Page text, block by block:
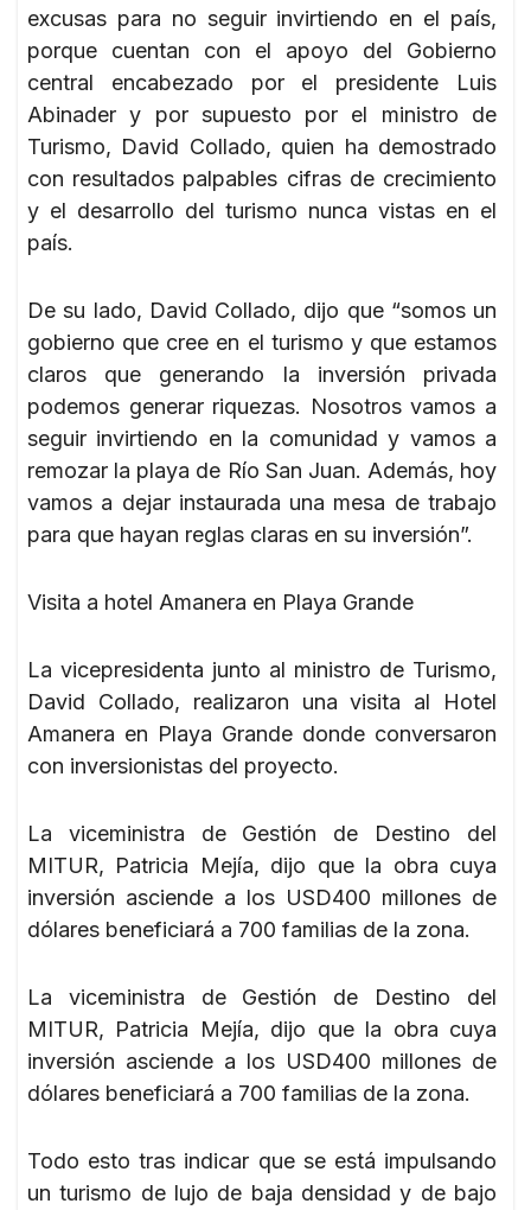
excusas para no seguir invirtiendo en el país,
porque cuentan con el apoyo del Gobierno
central encabezado por el presidente Luis
Abinader y por supuesto por el ministro de
Turismo, David Collado, quien ha demostrado
con resultados palpables cifras de crecimiento
y el desarrollo del turismo nunca vistas en el
país.
De su lado, David Collado, dijo que “somos un
gobierno que cree en el turismo y que estamos
claros que generando la inversión privada
podemos generar riquezas. Nosotros vamos a
seguir invirtiendo en la comunidad y vamos a
remozar la playa de Río San Juan. Además, hoy
vamos a dejar instaurada una mesa de trabajo
para que hayan reglas claras en su inversión”.
Visita a hotel Amanera en Playa Grande
La vicepresidenta junto al ministro de Turismo,
David Collado, realizaron una visita al Hotel
Amanera en Playa Grande donde conversaron
con inversionistas del proyecto.
La viceministra de Gestión de Destino del
MITUR, Patricia Mejía, dijo que la obra cuya
inversión asciende a los USD400 millones de
dólares beneficiará a 700 familias de la zona.
La viceministra de Gestión de Destino del
MITUR, Patricia Mejía, dijo que la obra cuya
inversión asciende a los USD400 millones de
dólares beneficiará a 700 familias de la zona.
Todo esto tras indicar que se está impulsando
un turismo de lujo de baja densidad y de bajo